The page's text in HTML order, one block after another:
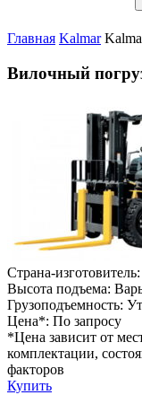
Главная Kalmar
Вилочный
Страна-изготовитель:
Высота подъема:
Грузоподъемность:
Цена*: По запросу
*Цена зависит от
комплектации,
факторов
Купить